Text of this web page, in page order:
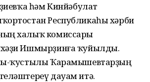
һәм Кинйәбулат
Республикаһы хәрби
халыҡ комиссары
Ишмырҙинға ҡуйылды.
ҡустылы Ҡарамышевтарҙың
дауам итә.